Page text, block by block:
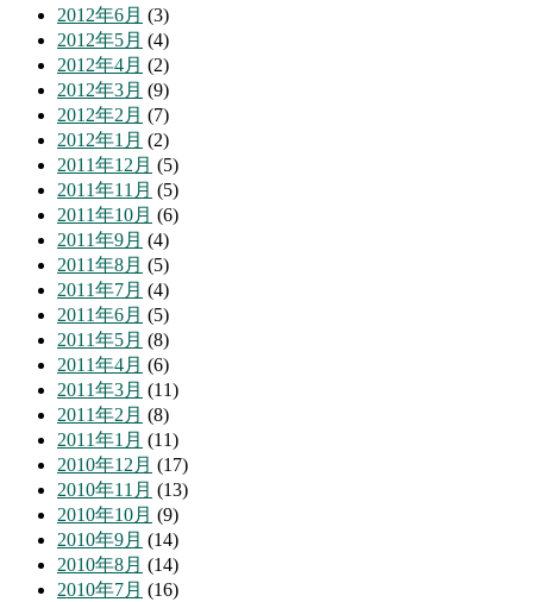
2012年6月 (3)
2012年5月 (4)
2012年4月 (2)
2012年3月 (9)
2012年2月 (7)
2012年1月 (2)
2011年12月 (5)
2011年11月 (5)
2011年10月 (6)
2011年9月 (4)
2011年8月 (5)
2011年7月 (4)
2011年6月 (5)
2011年5月 (8)
2011年4月 (6)
2011年3月 (11)
2011年2月 (8)
2011年1月 (11)
2010年12月 (17)
2010年11月 (13)
2010年10月 (9)
2010年9月 (14)
2010年8月 (14)
2010年7月 (16)